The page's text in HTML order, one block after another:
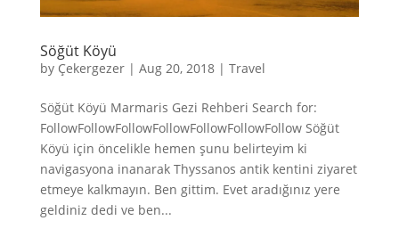
Söğüt Köyü
by Çekergezer| Aug 20, 2018| Travel
Söğüt Köyü Marmaris Gezi Rehberi Search for:
FollowFollowFollowFollowFollowFollowFollow Söğüt
Köyü için öncelikle hemen şunu belirteyim ki
navigasyona inanarak Thyssanos antik kentini ziyaret
etmeye kalkmayın. Ben gittim. Evet aradığınız yere
geldiniz dedi ve ben...